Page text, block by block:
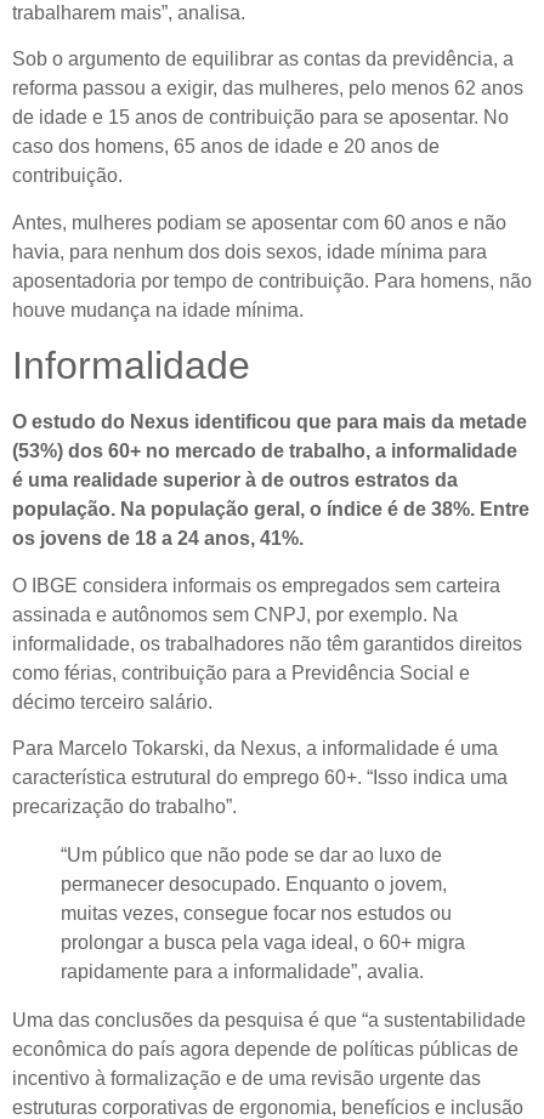
trabalharem mais”, analisa.
Sob o argumento de equilibrar as contas da previdência, a
reforma passou a exigir, das mulheres, pelo menos 62 anos
de idade e 15 anos de contribuição para se aposentar. No
caso dos homens, 65 anos de idade e 20 anos de
contribuição.
Antes, mulheres podiam se aposentar com 60 anos e não
havia, para nenhum dos dois sexos, idade mínima para
aposentadoria por tempo de contribuição. Para homens, não
houve mudança na idade mínima.
Informalidade
O estudo do Nexus identificou que para mais da metade
(53%) dos 60+ no mercado de trabalho, a informalidade
é uma realidade superior à de outros estratos da
população. Na população geral, o índice é de 38%. Entre
os jovens de 18 a 24 anos, 41%.
O IBGE considera informais os empregados sem carteira
assinada e autônomos sem CNPJ, por exemplo. Na
informalidade, os trabalhadores não têm garantidos direitos
como férias, contribuição para a Previdência Social e
décimo terceiro salário.
Para Marcelo Tokarski, da Nexus, a informalidade é uma
característica estrutural do emprego 60+. “Isso indica uma
precarização do trabalho”.
“Um público que não pode se dar ao luxo de
permanecer desocupado. Enquanto o jovem,
muitas vezes, consegue focar nos estudos ou
prolongar a busca pela vaga ideal, o 60+ migra
rapidamente para a informalidade”, avalia.
Uma das conclusões da pesquisa é que “a sustentabilidade
econômica do país agora depende de políticas públicas de
incentivo à formalização e de uma revisão urgente das
estruturas corporativas de ergonomia, benefícios e inclusão